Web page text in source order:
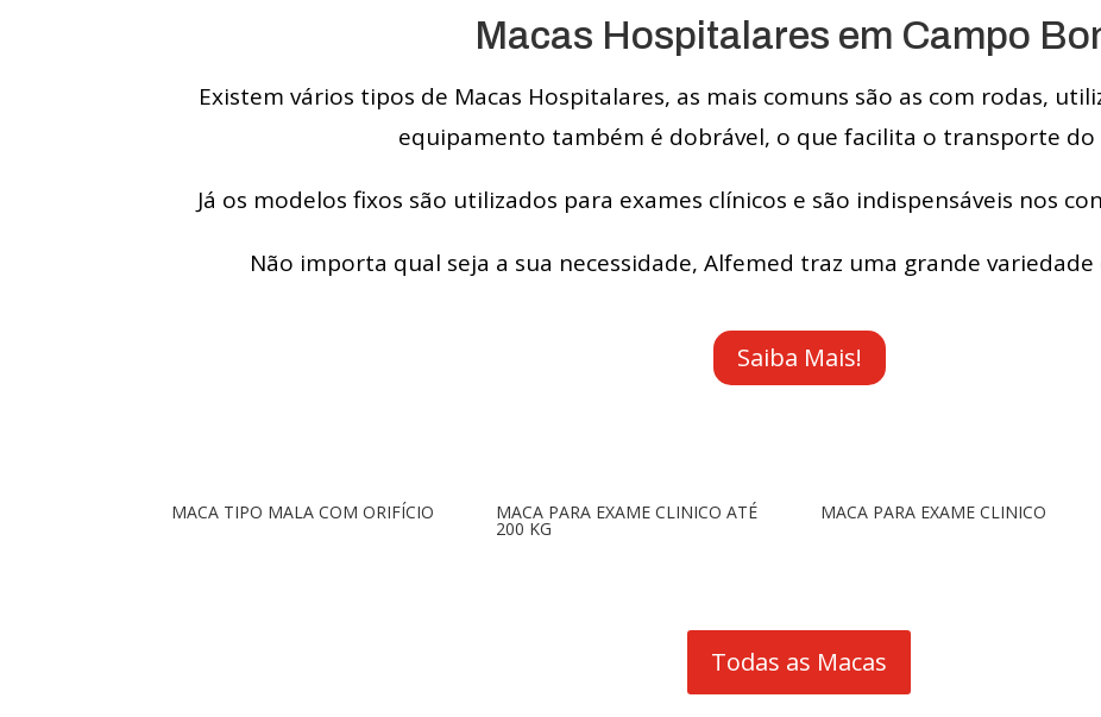
Macas Hospitalares em Campo
Existem vários tipos de Macas Hospitalares, as mais comuns são as com rodas,
equipamento também é dobrável, o que facilita o transporte do
Já os modelos fixos são utilizados para exames clínicos e são indispensáveis nos
Não importa qual seja a sua necessidade, Alfemed traz uma grande variedade
Saiba Mais!
MACA TIPO MALA COM ORIFÍCIO MACA PARA EXAME CLINICO ATÉ
200 KG
MACA PARA EXAME CLINICO
Todas as Macas